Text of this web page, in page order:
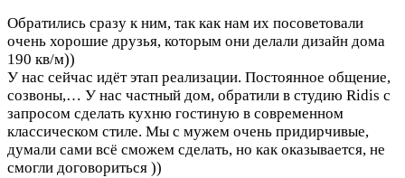
Обратились сразу к ним, так как нам их посоветовали
очень хорошие друзья, которым они делали дизайн дома
190 кв/м))
У нас сейчас идёт этап реализации. Постоянное общение,
созвоны,… У нас частный дом, обратили в студию Ridis с
запросом сделать кухню гостиную в современном
классическом стиле. Мы с мужем очень придирчивые,
думали сами всё сможем сделать, но как оказывается, не
смогли договориться ))